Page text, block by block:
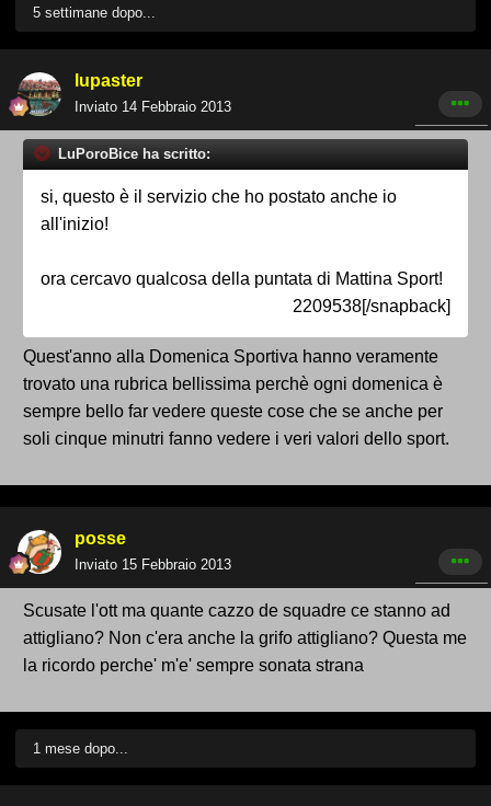
5 settimane dopo...
lupaster
Inviato 14 Febbraio 2013
LuPoroBice ha scritto:
si, questo è il servizio che ho postato anche io
all'inizio!
ora cercavo qualcosa della puntata di Mattina Sport!
2209538[/snapback]
Quest'anno alla Domenica Sportiva hanno veramente
trovato una rubrica bellissima perchè ogni domenica è
sempre bello far vedere queste cose che se anche per
soli cinque minutri fanno vedere i veri valori dello sport.
posse
Inviato 15 Febbraio 2013
Scusate l'ott ma quante cazzo de squadre ce stanno ad
attigliano? Non c'era anche la grifo attigliano? Questa me
la ricordo perche' m'e' sempre sonata strana
1 mese dopo...